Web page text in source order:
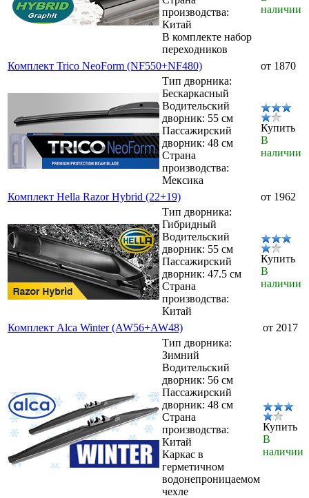
производства:
Китай
В комплекте набор
переходников
наличии
Комплект Trico NeoForm (NF550+NF480)
от 1870
Тип дворника:
Бескаркасный
Водительский
дворник: 55 см
Пассажирский
дворник: 48 см
Страна
производства:
Мексика
Купить
В
наличии
Комплект Hella Razor Hybrid (22+19)
от 1962
Тип дворника:
Гибридный
Водительский
дворник: 55 см
Пассажирский
дворник: 47.5 см
Страна
производства:
Китай
Купить
В
наличии
Комплект Alca Winter (AW56+AW48)
от 2017
Тип дворника:
Зимний
Водительский
дворник: 56 см
Пассажирский
дворник: 48 см
Страна
производства:
Китай
Каркас в
герметичном
водонепроницаемом
чехле
Купить
В
наличии